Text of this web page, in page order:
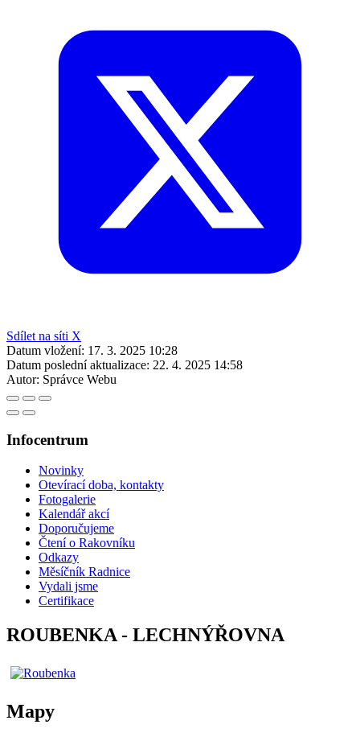
Sdílet na síti X
Datum vložení: 17. 3. 2025 10:28
Datum poslední aktualizace: 22. 4. 2025 14:58
Autor: Správce Webu
Infocentrum
Novinky
Otevírací doba, kontakty
Fotogalerie
Kalendář akcí
Doporučujeme
Čtení o Rakovníku
Odkazy
Měsíčník Radnice
Vydali jsme
Certifikace
ROUBENKA - LECHNÝŘOVNA
Mapy